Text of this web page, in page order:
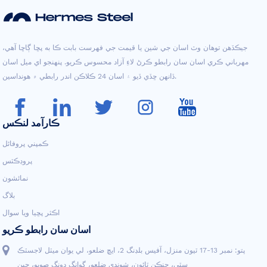
جيڪڏهن توهان وٽ اسان جي شين يا قيمت جي فهرست بابت ڪا به پڇا ڳاڇا آهي،
مهرباني ڪري اسان سان رابطو ڪرڻ لاءِ آزاد محسوس ڪريو. پنهنجو اي ميل اسان
ڏانهن ڇڏي ڏيو ۽ اسان 24 ڪلاڪن اندر رابطي ۾ هونداسين.
ڪارآمد لنڪس
ڪمپني پروفائل
پروڊڪٽس
نمائشون
بلاگ
اڪثر پڇيا ويا سوال
اسان سان رابطو ڪريو
پتو: نمبر 13-17 ٽيون منزل، آفيس بلڊنگ 2، ايڇ ضلعو، لي يوان ميٽل لاجسٽڪ
سٽي، چنڪن ٽائون، شونڊي ضلعو، گوانگ ڊونگ صوبو، چين